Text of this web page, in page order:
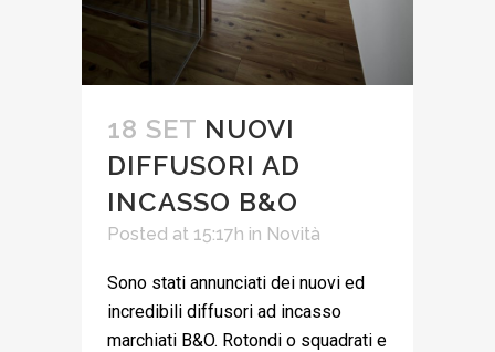
18 SET NUOVI
DIFFUSORI AD
INCASSO B&O
Posted at 15:17h in Novità
Sono stati annunciati dei nuovi ed
incredibili diffusori ad incasso
marchiati B&O. Rotondi o squadrati e